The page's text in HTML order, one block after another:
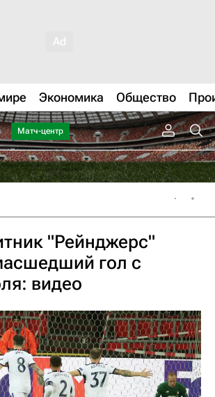
Экономика Общество
Матч-центр
"Рейнджерс"
гол с
видео